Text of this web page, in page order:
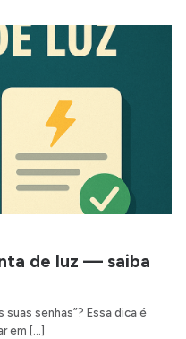
de luz — saiba
suas senhas”? Essa dica é
em […]